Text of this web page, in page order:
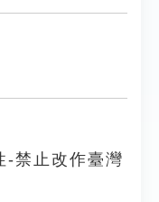
-禁止改作臺灣